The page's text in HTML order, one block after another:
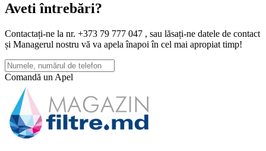
Aveti întrebări?
Contactați-ne la nr. +373 79 777 047 , sau lăsați-ne datele de contact
și Managerul nostru vă va apela înapoi în cel mai apropiat timp!
Comandă un Apel